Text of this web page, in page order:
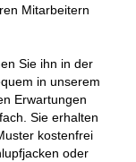
Mitarbeitern
Sie ihn in der
in unserem
Erwartungen
Sie erhalten
kostenfrei
oder